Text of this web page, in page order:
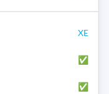
XE
✅
✅